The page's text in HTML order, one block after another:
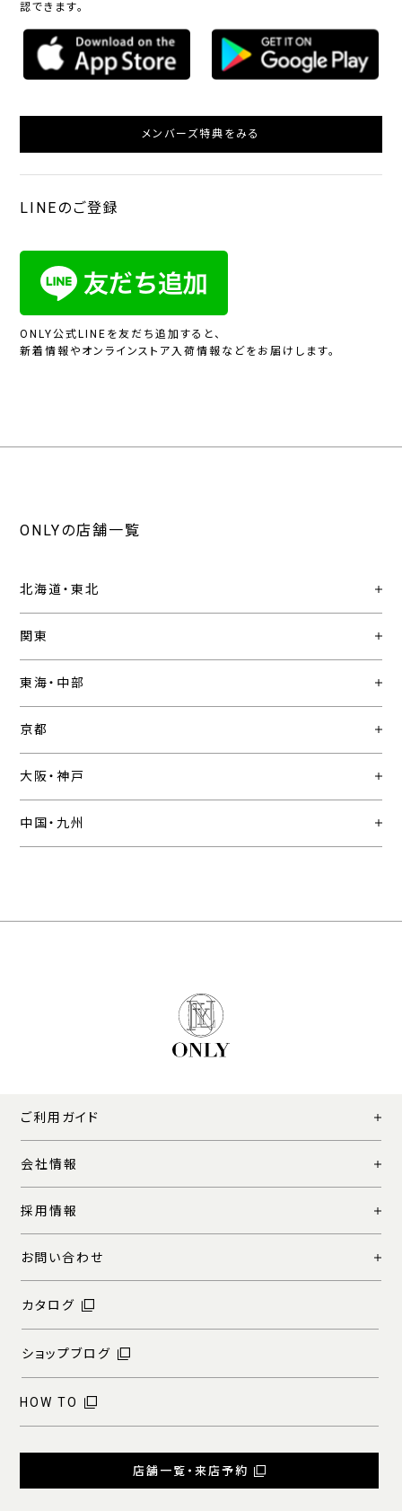
認できます。
メンバーズ特典をみる
LINEのご登録
ONLY公式LINEを友だち追加すると、
新着情報やオンラインストア入荷情報などをお届けします。
ONLYの店舗一覧
北海道・東北
関東
東海・中部
京都
大阪・神戸
中国・九州
ご利用ガイド
会社情報
採用情報
お問い合わせ
カタログ
ショップブログ
HOW TO
店舗一覧・来店予約